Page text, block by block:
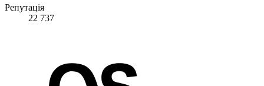
Репутація
22 737